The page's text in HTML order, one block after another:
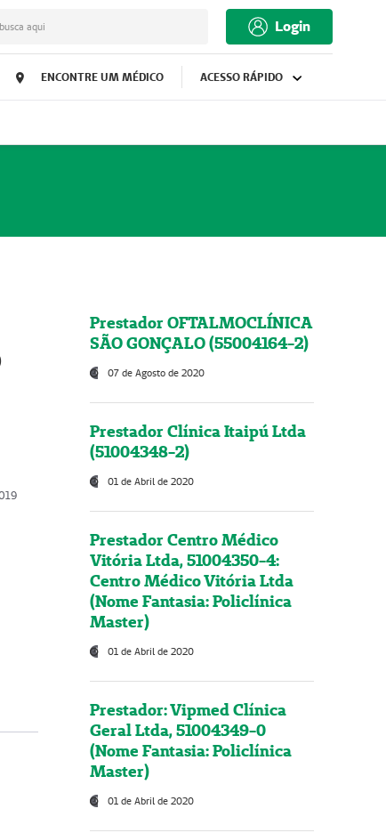
aqui Login
ENCONTRE UM MÉDICO ACESSO RÁPIDO
Prestador OFTALMOCLÍNICA
SÃO GONÇALO (55004164-2)
07 de Agosto de 2020
Prestador Clínica Itaipú Ltda
(51004348-2)
01 de Abril de 2020
Prestador Centro Médico
Vitória Ltda, 51004350-4:
Centro Médico Vitória Ltda
(Nome Fantasia: Policlínica
Master)
01 de Abril de 2020
Prestador: Vipmed Clínica
Geral Ltda, 51004349-0
(Nome Fantasia: Policlínica
Master)
01 de Abril de 2020